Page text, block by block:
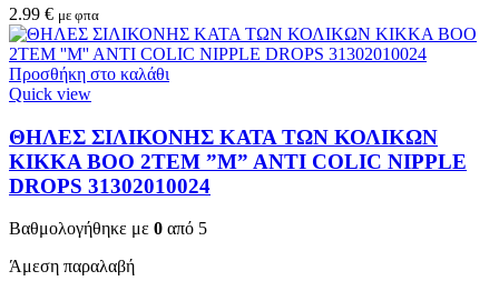
2.99 € με φπα
Προσθήκη στο καλάθι
Quick view
ΘΗΛΕΣ ΣΙΛΙΚΟΝΗΣ ΚΑΤΑ ΤΩΝ ΚΟΛΙΚΩΝ
KIKKA BOO 2TEM ”M” ANTI COLIC NIPPLE
DROPS 31302010024
Βαθμολογήθηκε με 0 από 5
Άμεση παραλαβή